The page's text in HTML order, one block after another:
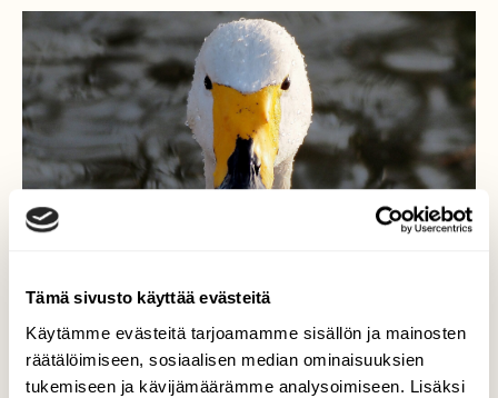
Tämä sivusto käyttää evästeitä
Käytämme evästeitä tarjoamamme sisällön ja mainosten
räätälöimiseen, sosiaalisen median ominaisuuksien
tukemiseen ja kävijämäärämme analysoimiseen. Lisäksi
laulujoutsen